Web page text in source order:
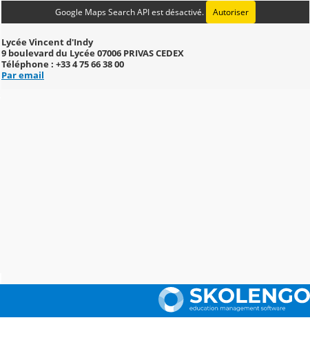
Google Maps Search API est désactivé. Autoriser
Lycée Vincent d'Indy
9 boulevard du Lycée 07006 PRIVAS CEDEX
Téléphone : +33 4 75 66 38 00
Par email